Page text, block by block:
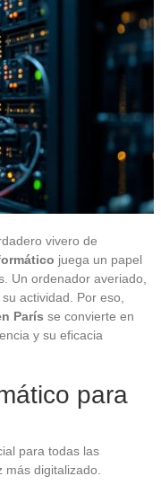
vivero de
juega un papel
Un ordenador averiado,
actividad. Por eso,
París se convierte en
y su eficacia
para
para todas las
digitalizado.